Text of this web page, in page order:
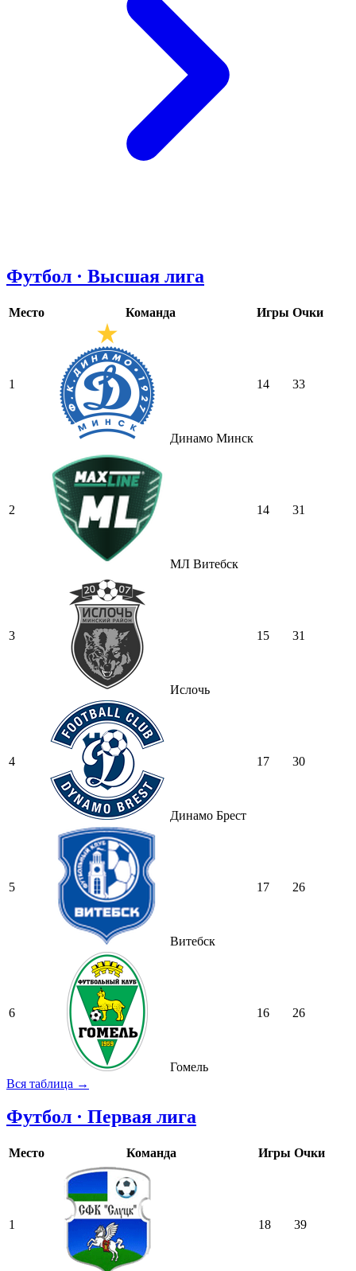
Футбол · Высшая лига
Место Команда Игры Очки
1
Динамо Минск
14 33
2
МЛ Витебск
14 31
3
Ислочь
15 31
4
Динамо Брест
17 30
5
Витебск
17 26
6
Гомель
16 26
Вся таблица →
Футбол · Первая лига
Место Команда Игры Очки
1 18 39